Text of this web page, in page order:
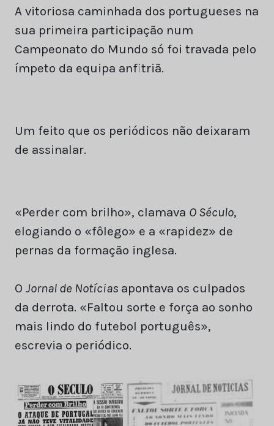
A vitoriosa caminhada dos portugueses na
sua primeira participação num
Campeonato do Mundo só foi travada pelo
ímpeto da equipa anfitriã.
Um feito que os periódicos não deixaram
de assinalar.
«Perder com brilho», clamava O Século,
elogiando o «fôlego» e a «rapidez» de
pernas da formação inglesa.
O Jornal de Notícias apontava os culpados
da derrota. «Faltou sorte e força ao sonho
mais lindo do futebol português»,
escrevia o periódico.